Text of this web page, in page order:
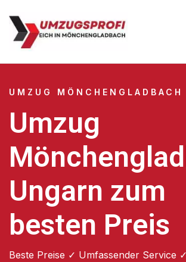
UMZUG MÖNCHENGLADBACH
Umzug
Ungarn zum
besten Preis
Beste Preise ✓ Umfassender Service